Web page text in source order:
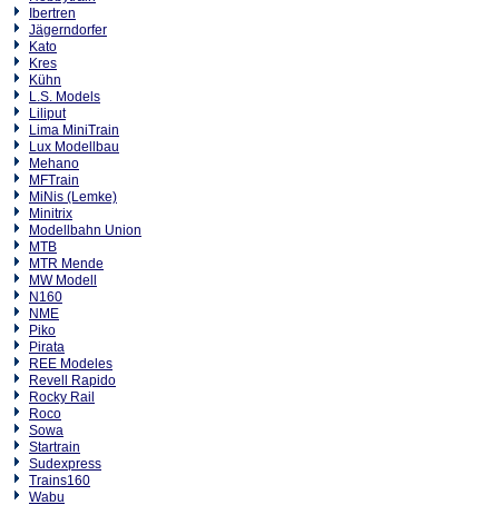
Ibertren
Jägerndorfer
Kato
Kres
Kühn
L.S. Models
Liliput
Lima MiniTrain
Lux Modellbau
Mehano
MFTrain
MiNis (Lemke)
Minitrix
Modellbahn Union
MTB
MTR Mende
MW Modell
N160
NME
Piko
Pirata
REE Modeles
Revell Rapido
Rocky Rail
Roco
Sowa
Startrain
Sudexpress
Trains160
Wabu